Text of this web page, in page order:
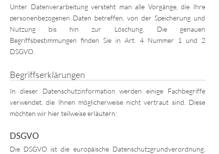
Unter Datenverarbeitung versteht man alle Vorgänge, die Ihre
personenbezogenen Daten betreffen, von der Speicherung und
Nutzung bis hin zur Löschung. Die genauen
Begriffsbestimmungen finden Sie in Art. 4 Nummer 1 und 2
DSGVO.
Begriffserklärungen
In dieser Datenschutzinformation werden einige Fachbegriffe
verwendet, die Ihnen möglicherweise nicht vertraut sind. Diese
möchten wir hier teilweise erläutern:
DSGVO
Die DSGVO ist die europäische Datenschutzgrundverordnung,